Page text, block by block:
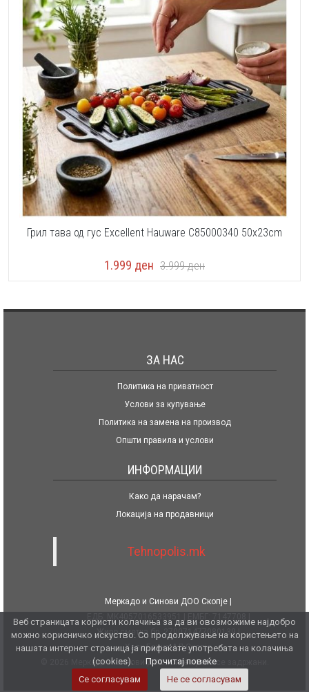
Грил тава од гус Excellent Hauware C85000340 50x23cm
1.999 ден 3.999ден
ЗА НАС
Политика на приватност
Услови за купување
Политика на замена на производ
Општи правила и услови
ИНФОРМАЦИИ
Како да нарачам?
Локација на продавници
Tehnopolis.mk
Меркадо и Синови ДОО Скопје
Жиро сметка бр. 270071477080139
Халк Банка АД Скопје
© 2026 Меркадо и Синови ДОО. Сите права се задржани.
Веб страницата користи колачиња за да ви овозможиме најдобро
можно корисничко искуство. Со продолжување на користењето на
нашата интернет страница ја прифаќате употребата на колачиња
(cookies).
Прочитај повеќе
Се согласувам
Не се согласувам